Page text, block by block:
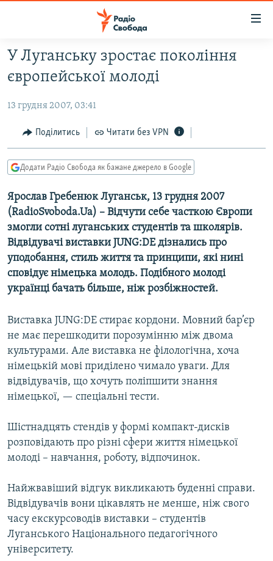
Перейти
до
основного
Перейти
основної
Перейти
пошуку
РАДІО СВОБОДА – 70 РОКІВ
ВСЕ ЗА ДОБУ
СТАТТІ
ПОЛІТИКА
СУСПІЛЬСТВО
КУЛЬТУРА
УКРАЇНА
СВІТ
ВІЙНА
ДОНБАС.РЕАЛІЇ
КРИМ.РЕАЛІЇ
ТИ ЯК?
СХЕМИ
ПРИАЗОВ’Я
КИТАЙ.ВИКЛИКИ
СПЕЦПРОЄКТИ
ПОДКАСТИ
РУС
УКР
КТАТ
ДОЛУЧАЙСЯ!
У Луганську зростає покоління
європейської молоді
13 грудня 2007, 03:41
Поділитись Читати без VPN
Додати Радіо Свобода як бажане джерело в Google
Ярослав Гребенюк Луганськ, 13 грудня 2007
(RadioSvoboda.Ua) – Відчути себе часткою Європи
змогли сотні луганських студентів та школярів.
Відвідувачі виставки JUNG:DE дізнались про
уподобання, стиль життя та принципи, які нині
сповідує німецька молодь. Подібного молоді
українці бачать більше, ніж розбіжностей.
Виставка JUNG:DE стирає кордони. Мовний бар’єр
не має перешкодити порозумінню між двома
культурами. Але виставка не філологічна, хоча
німецькій мові приділено чимало уваги. Для
відвідувачів, що хочуть поліпшити знання
німецької, — спеціальні тести.
Шістнадцять стендів у формі компакт-дисків
розповідають про різні сфери життя німецької
молоді – навчання, роботу, відпочинок.
Найжвавіший відгук викликають буденні справи.
Відвідувачів вони цікавлять не менше, ніж свого
часу екскурсоводів виставки – студентів
Луганського Національного педагогічного
університету.